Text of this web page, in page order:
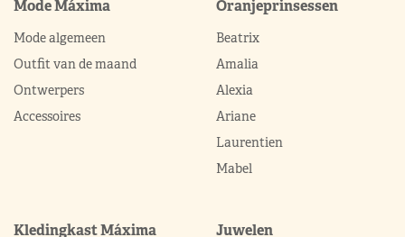
Mode Máxima
Mode algemeen
Outfit van de maand
Ontwerpers
Accessoires
Oranjeprinsessen
Beatrix
Amalia
Alexia
Ariane
Laurentien
Mabel
Kledingkast Máxima Juwelen